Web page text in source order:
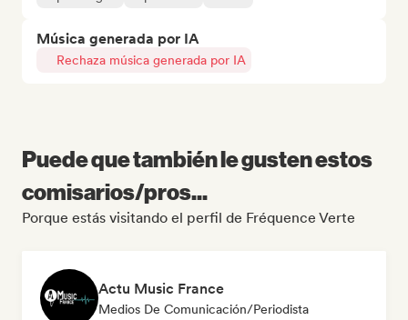
Música generada por IA
Rechaza música generada por IA
Puede que también le gusten estos
comisarios/pros...
Porque estás visitando el perfil de Fréquence Verte
Actu Music France
Medios De Comunicación/Periodista